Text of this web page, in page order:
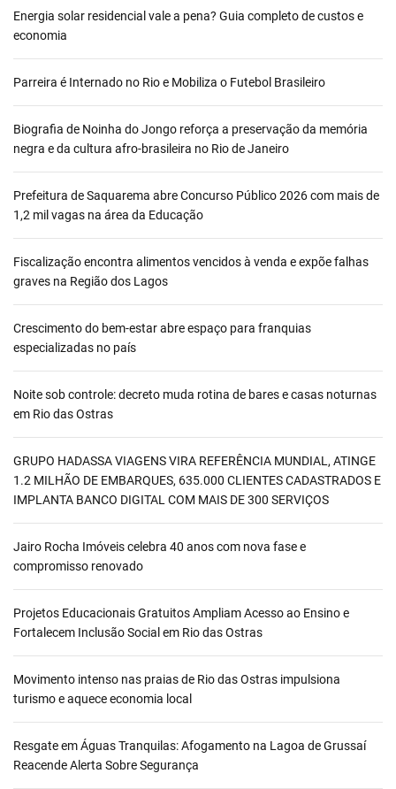
Energia solar residencial vale a pena? Guia completo de custos e
economia
Parreira é Internado no Rio e Mobiliza o Futebol Brasileiro
Biografia de Noinha do Jongo reforça a preservação da memória
negra e da cultura afro-brasileira no Rio de Janeiro
Prefeitura de Saquarema abre Concurso Público 2026 com mais de
1,2 mil vagas na área da Educação
Fiscalização encontra alimentos vencidos à venda e expõe falhas
graves na Região dos Lagos
Crescimento do bem-estar abre espaço para franquias
especializadas no país
Noite sob controle: decreto muda rotina de bares e casas noturnas
em Rio das Ostras
GRUPO HADASSA VIAGENS VIRA REFERÊNCIA MUNDIAL, ATINGE
1.2 MILHÃO DE EMBARQUES, 635.000 CLIENTES CADASTRADOS E
IMPLANTA BANCO DIGITAL COM MAIS DE 300 SERVIÇOS
Jairo Rocha Imóveis celebra 40 anos com nova fase e
compromisso renovado
Projetos Educacionais Gratuitos Ampliam Acesso ao Ensino e
Fortalecem Inclusão Social em Rio das Ostras
Movimento intenso nas praias de Rio das Ostras impulsiona
turismo e aquece economia local
Resgate em Águas Tranquilas: Afogamento na Lagoa de Grussaí
Reacende Alerta Sobre Segurança